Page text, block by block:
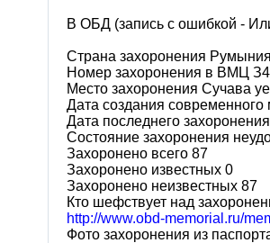
В ОБД (запись с ошибкой -
Страна захоронения Румыния
Номер захоронения в ВМЦ
Место захоронения Сучава
Дата создания
Дата последнего
Состояние захоронения
Захоронено всего 87
Захоронено известных 0
Захоронено неизвестных 87
Кто шефствует над
http://www.obd-memorial.ru/
Фото захоронения из